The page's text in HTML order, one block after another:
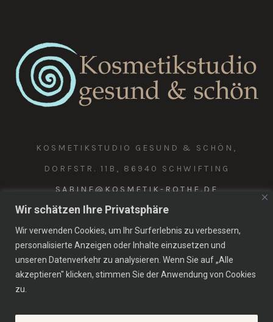
Wir schätzen Ihre Privatsphäre
Wir verwenden Cookies, um Ihr Surferlebnis zu verbessern,
personalisierte Anzeigen oder Inhalte einzusetzen und
unseren Datenverkehr zu analysieren. Wenn Sie auf „Alle
akzeptieren" klicken, stimmen Sie der Anwendung von Cookies
zu.
KOSMETIKSTUDIO GESUND & SCHÖN,
DORFSTR. 11B, 86940 SCHWIFTING
SABINE@KOSMETIK-ROTHE.DE
08191 305770 | 0172 8288581